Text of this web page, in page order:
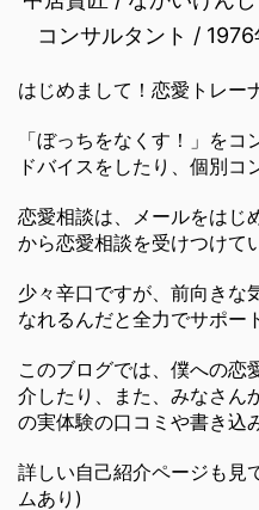
コンサルタント /
はじめまして！恋愛トレー
「ぼっちをなくす！」を
ドバイスをしたり、個別コ
恋愛相談は、メールをはじ
から恋愛相談を受けつけて
少々辛口ですが、前向きな
なれるんだと全力でサポー
このブログでは、僕への恋
介したり、また、みなさん
の実体験の口コミや書き込
詳しい自己紹介ページも見
ムあり)